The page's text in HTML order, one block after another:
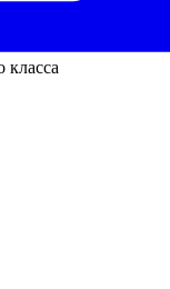
класса